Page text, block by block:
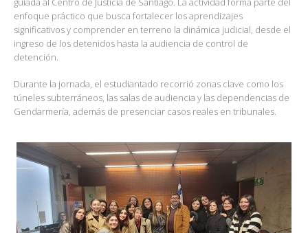
enfoque práctico que busca fortalecer los aprendizajes
significativos y comprender en terreno la dinámica judicial, desde el
ingreso de los detenidos hasta la audiencia de control de
detención.
Durante la jornada, el estudiantado recorrió zonas clave como los
túneles subterráneos, las salas de audiencia y las dependencias de
Gendarmería, además de presenciar casos reales en tribunales.